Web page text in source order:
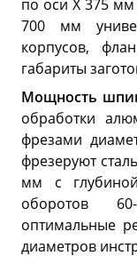
по оси X 375 мм
700 мм
корпусов,
габариты
Мощность
обработки
фрезами
фрезеруют
мм с
оборотов
оптимальные
диаметров